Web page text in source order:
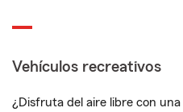
Vehículos recreativos
¿Disfruta del aire libre con una